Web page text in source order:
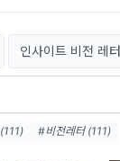
인사이트 비전 레터
#비전레터 (111)